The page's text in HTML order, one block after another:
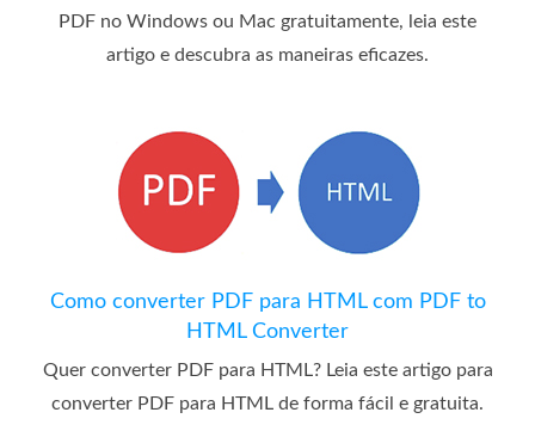
PDF no Windows ou Mac gratuitamente, leia este
artigo e descubra as maneiras eficazes.
Como converter PDF para HTML com PDF to
HTML Converter
Quer converter PDF para HTML? Leia este artigo para
converter PDF para HTML de forma fácil e gratuita.